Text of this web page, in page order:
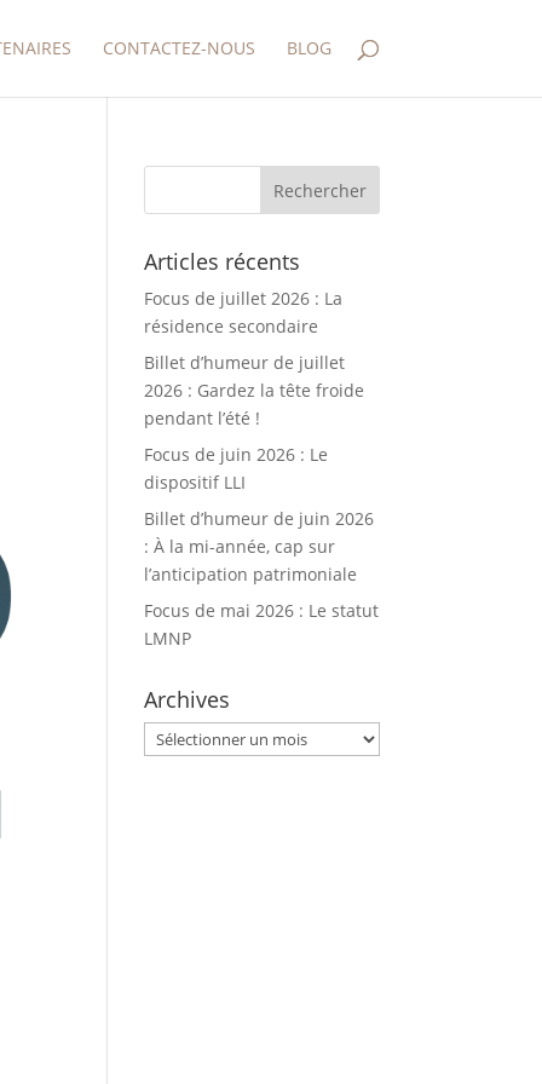
CONTACTEZ-NOUS BLOG
Articles récents
Focus de juillet 2026 : La
résidence secondaire
Billet d’humeur de juillet
2026 : Gardez la tête froide
pendant l’été !
Focus de juin 2026 : Le
dispositif LLI
Billet d’humeur de juin 2026
: À la mi-année, cap sur
l’anticipation patrimoniale
Focus de mai 2026 : Le statut
LMNP
Archives
Archives